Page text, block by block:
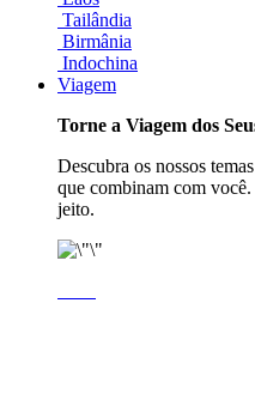
Tailândia
Birmânia
Indochina
Viagem
Torne a Viagem dos
Descubra os nossos
que combinam com você.
jeito.